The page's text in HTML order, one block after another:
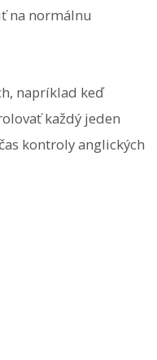
na normálnu
napríklad keď
každý jeden
kontroly anglických